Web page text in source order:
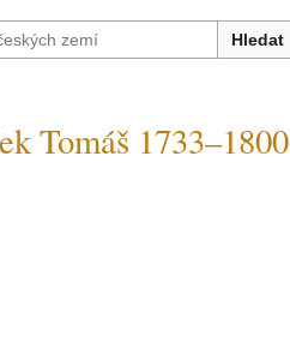
Hledat
Tomáš 1733–1800